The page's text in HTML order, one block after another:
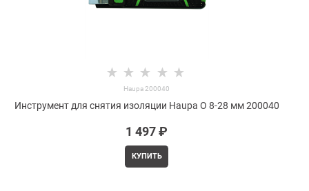
Haupa 200040
Инструмент для снятия изоляции Haupa O 8-28 мм 200040
1 497 ₽
КУПИТЬ